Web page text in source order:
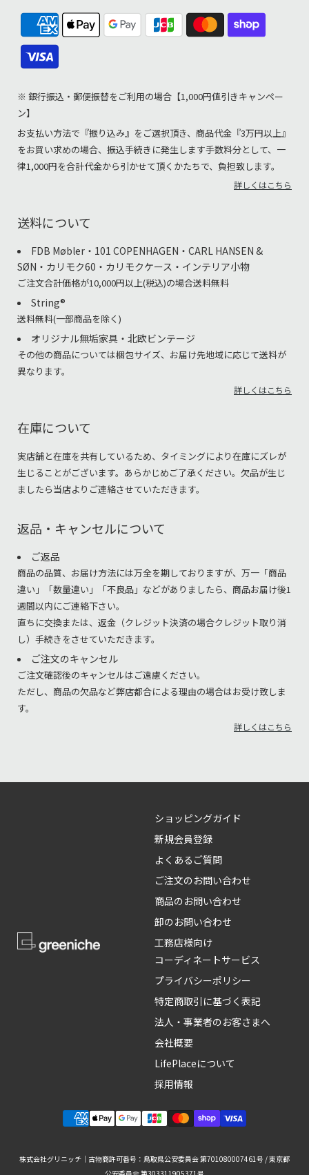
※ 銀行振込・郵便振替をご利用の場合【1,000円値引きキャンペー
ン】
お支払い方法で『振り込み』をご選択頂き、商品代金『3万円以上』
をお買い求めの場合、振込手続きに発生します手数料分として、一
律1,000円を合計代金から引かせて頂くかたちで、負担致します。
詳しくはこちら
送料について
FDB Møbler・101 COPENHAGEN・CARL HANSEN &
SØN・カリモク60・カリモクケース・インテリア小物
ご注文合計価格が10,000円以上(税込)の場合送料無料
String®︎
送料無料(一部商品を除く)
オリジナル無垢家具・北欧ビンテージ
その他の商品については梱包サイズ、お届け先地域に応じて送料が
異なります。
詳しくはこちら
在庫について
実店舗と在庫を共有しているため、タイミングにより在庫にズレが
生じることがございます。あらかじめご了承ください。欠品が生じ
ましたら当店よりご連絡させていただきます。
返品・キャンセルについて
ご返品
商品の品質、お届け方法には万全を期しておりますが、万一「商品
違い」「数量違い」「不良品」などがありましたら、商品お届け後1
週間以内にご連絡下さい。
直ちに交換または、返金（クレジット決済の場合クレジット取り消
し）手続きをさせていただきます。
ご注文のキャンセル
ご注文確認後のキャンセルはご遠慮ください。
ただし、商品の欠品など弊店都合による理由の場合はお受け致しま
す。
詳しくはこちら
ショッピングガイド
新規会員登録
よくあるご質問
ご注文のお問い合わせ
商品のお問い合わせ
卸のお問い合わせ
工務店様向け
コーディネートサービス
プライバシーポリシー
特定商取引に基づく表記
法人・事業者のお客さまへ
会社概要
LifePlaceについて
採用情報
株式会社グリニッチ｜古物商許可番号：鳥取県公安委員会 第701080007461号 / 東京都